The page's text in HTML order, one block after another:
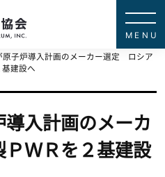
原子炉導入計画のメーカー選定 ロシア
建設へ
入計画のメーカ
ＷＲを２基建設